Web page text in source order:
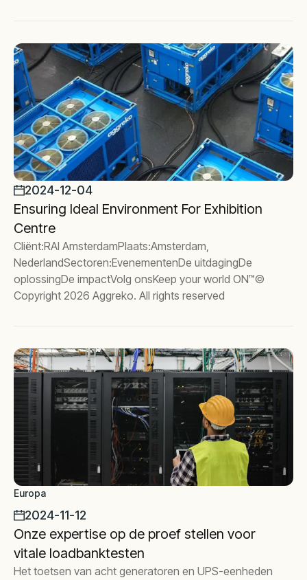
2024-12-04
Ensuring Ideal Environment For Exhibition
Centre
Cliënt:RAI AmsterdamPlaats:Amsterdam,
NederlandSectoren:EvenementenDe uitdagingDe
oplossingDe impactVolg onsKeep your world ON™©
Copyright 2026 Aggreko. All rights reserved
Europa
2024-11-12
Onze expertise op de proef stellen voor
vitale loadbanktesten
Het toetsen van acht generatoren en UPS-eenheden